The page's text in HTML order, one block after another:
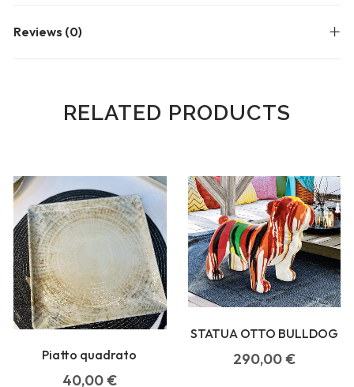
Reviews (0)
RELATED PRODUCTS
Piatto quadrato
40,00€
STATUA OTTO BULLDOG
290,00€